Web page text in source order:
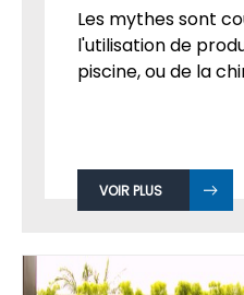
Les mythes sont
l'utilisation de
piscine, ou de la
VOIR PLUS